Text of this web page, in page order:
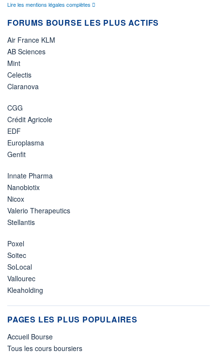
Lire les mentions légales complètes
FORUMS BOURSE LES PLUS ACTIFS
Air France KLM
AB Sciences
Mint
Celectis
Claranova
CGG
Crédit Agricole
EDF
Europlasma
Genfit
Innate Pharma
Nanobiotix
Nicox
Valerio Therapeutics
Stellantis
Poxel
Soitec
SoLocal
Vallourec
Kleaholding
PAGES LES PLUS POPULAIRES
Accueil Bourse
Tous les cours boursiers